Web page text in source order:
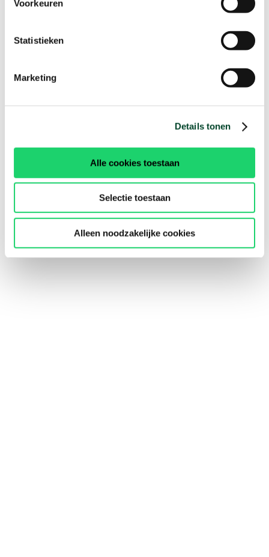
Voorkeuren
Statistieken
Marketing
Details tonen
Alle cookies toestaan
Selectie toestaan
Alleen noodzakelijke cookies